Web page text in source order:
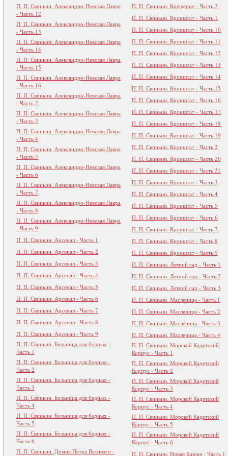
П. П. Свиньин. Александро-Невская Лавра
- Часть 12
П. П. Свиньин. Александро-Невская Лавра
- Часть 13
П. П. Свиньин. Александро-Невская Лавра
- Часть 14
П. П. Свиньин. Александро-Невская Лавра
- Часть 15
П. П. Свиньин. Александро-Невская Лавра
- Часть 16
П. П. Свиньин. Александро-Невская Лавра
- Часть 2
П. П. Свиньин. Александро-Невская Лавра
- Часть 3
П. П. Свиньин. Александро-Невская Лавра
- Часть 4
П. П. Свиньин. Александро-Невская Лавра
- Часть 5
П. П. Свиньин. Александро-Невская Лавра
- Часть 6
П. П. Свиньин. Александро-Невская Лавра
- Часть 7
П. П. Свиньин. Александро-Невская Лавра
- Часть 8
П. П. Свиньин. Александро-Невская Лавра
- Часть 9
П. П. Свиньин. Арсенал - Часть 1
П. П. Свиньин. Арсенал - Часть 2
П. П. Свиньин. Арсенал - Часть 3
П. П. Свиньин. Арсенал - Часть 4
П. П. Свиньин. Арсенал - Часть 5
П. П. Свиньин. Арсенал - Часть 6
П. П. Свиньин. Арсенал - Часть 7
П. П. Свиньин. Арсенал - Часть 8
П. П. Свиньин. Арсенал - Часть 9
П. П. Свиньин. Больница для бедных -
Часть 1
П. П. Свиньин. Больница для бедных -
Часть 2
П. П. Свиньин. Больница для бедных -
Часть 3
П. П. Свиньин. Больница для бедных -
Часть 4
П. П. Свиньин. Больница для бедных -
Часть 5
П. П. Свиньин. Больница для бедных -
Часть 6
П. П. Свиньин. Домик Петра Великого -
П. П. Свиньин. Крещение - Часть 2
П. П. Свиньин. Кронштат - Часть 1
П. П. Свиньин. Кронштат - Часть 10
П. П. Свиньин. Кронштат - Часть 11
П. П. Свиньин. Кронштат - Часть 12
П. П. Свиньин. Кронштат - Часть 13
П. П. Свиньин. Кронштат - Часть 14
П. П. Свиньин. Кронштат - Часть 15
П. П. Свиньин. Кронштат - Часть 16
П. П. Свиньин. Кронштат - Часть 17
П. П. Свиньин. Кронштат - Часть 18
П. П. Свиньин. Кронштат - Часть 19
П. П. Свиньин. Кронштат - Часть 2
П. П. Свиньин. Кронштат - Часть 20
П. П. Свиньин. Кронштат - Часть 21
П. П. Свиньин. Кронштат - Часть 3
П. П. Свиньин. Кронштат - Часть 4
П. П. Свиньин. Кронштат - Часть 5
П. П. Свиньин. Кронштат - Часть 6
П. П. Свиньин. Кронштат - Часть 7
П. П. Свиньин. Кронштат - Часть 8
П. П. Свиньин. Кронштат - Часть 9
П. П. Свиньин. Летний сад - Часть 1
П. П. Свиньин. Летний сад - Часть 2
П. П. Свиньин. Летний сад - Часть 3
П. П. Свиньин. Масленица - Часть 1
П. П. Свиньин. Масленица - Часть 2
П. П. Свиньин. Масленица - Часть 3
П. П. Свиньин. Масленица - Часть 4
П. П. Свиньин. Морской Кадетский
Корпус - Часть 1
П. П. Свиньин. Морской Кадетский
Корпус - Часть 2
П. П. Свиньин. Морской Кадетский
Корпус - Часть 3
П. П. Свиньин. Морской Кадетский
Корпус - Часть 4
П. П. Свиньин. Морской Кадетский
Корпус - Часть 5
П. П. Свиньин. Морской Кадетский
Корпус - Часть 6
П. П. Свиньин. Новая Биржа - Часть 1